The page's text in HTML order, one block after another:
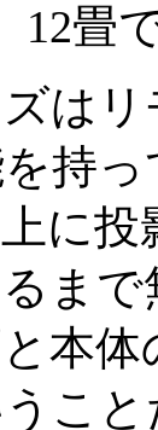
12畳
はリ
持
に
ま
本
こ